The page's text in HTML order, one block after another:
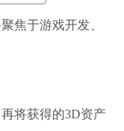
焦于游戏开发、
将获得的3D资产